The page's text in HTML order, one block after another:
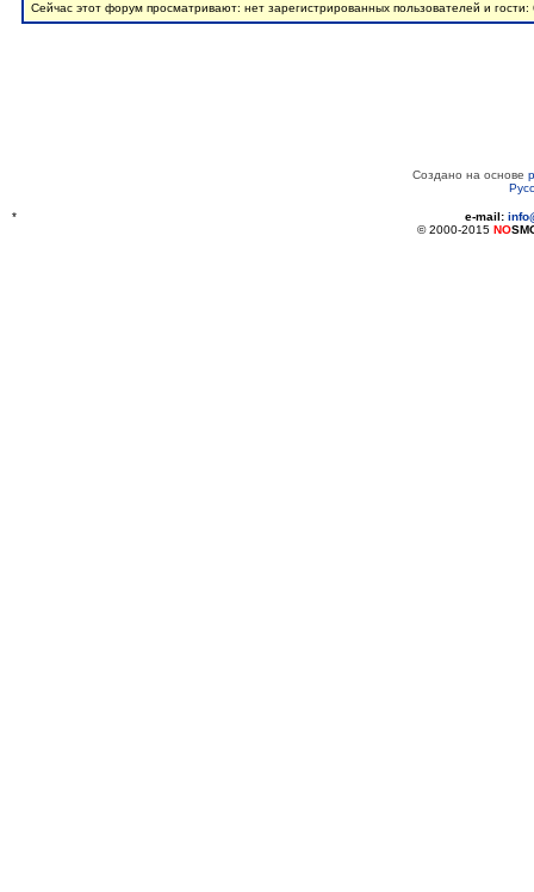
Сейчас этот форум просматривают: нет зарегистрированных пользователей и гости:
Создано на основе
* e-mail:
© 2000-2015 NO